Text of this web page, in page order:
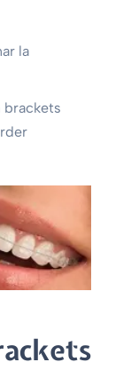
la
brackets